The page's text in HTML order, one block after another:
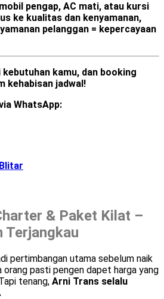
pengap, AC mati, atau kursi
ke kualitas dan kenyamanan,
pelanggan = kepercayaan
kamu, dan booking
kehabisan jadwal!
WhatsApp:
& Paket Kilat –
Terjangkau
pertimbangan utama sebelum naik
orang pasti pengen dapet harga yang
tenang, Arni Trans selalu